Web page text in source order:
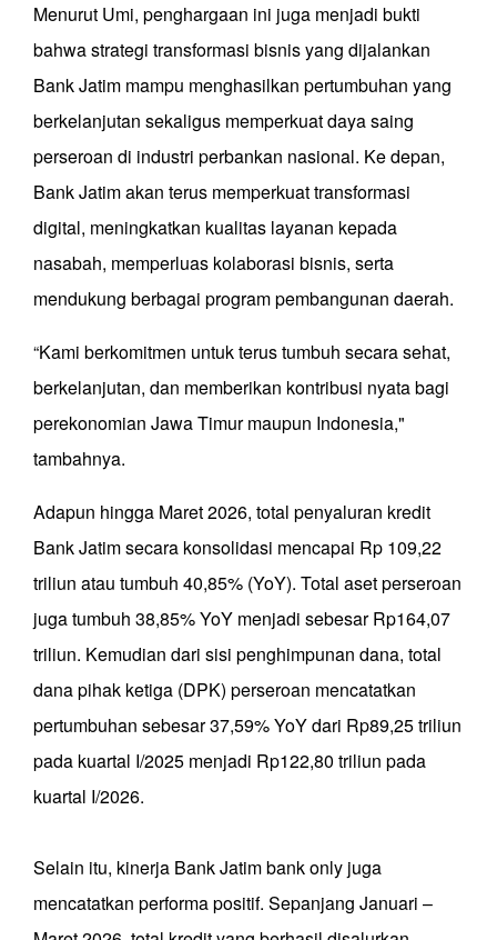
Menurut Umi, penghargaan ini juga menjadi bukti
bahwa strategi transformasi bisnis yang dijalankan
Bank Jatim mampu menghasilkan pertumbuhan yang
berkelanjutan sekaligus memperkuat daya saing
perseroan di industri perbankan nasional. Ke depan,
Bank Jatim akan terus memperkuat transformasi
digital, meningkatkan kualitas layanan kepada
nasabah, memperluas kolaborasi bisnis, serta
mendukung berbagai program pembangunan daerah.
“Kami berkomitmen untuk terus tumbuh secara sehat,
berkelanjutan, dan memberikan kontribusi nyata bagi
perekonomian Jawa Timur maupun Indonesia,"
tambahnya.
Adapun hingga Maret 2026, total penyaluran kredit
Bank Jatim secara konsolidasi mencapai Rp 109,22
triliun atau tumbuh 40,85% (YoY). Total aset perseroan
juga tumbuh 38,85% YoY menjadi sebesar Rp164,07
triliun. Kemudian dari sisi penghimpunan dana, total
dana pihak ketiga (DPK) perseroan mencatatkan
pertumbuhan sebesar 37,59% YoY dari Rp89,25 triliun
pada kuartal I/2025 menjadi Rp122,80 triliun pada
kuartal I/2026.
Selain itu, kinerja Bank Jatim bank only juga
mencatatkan performa positif. Sepanjang Januari –